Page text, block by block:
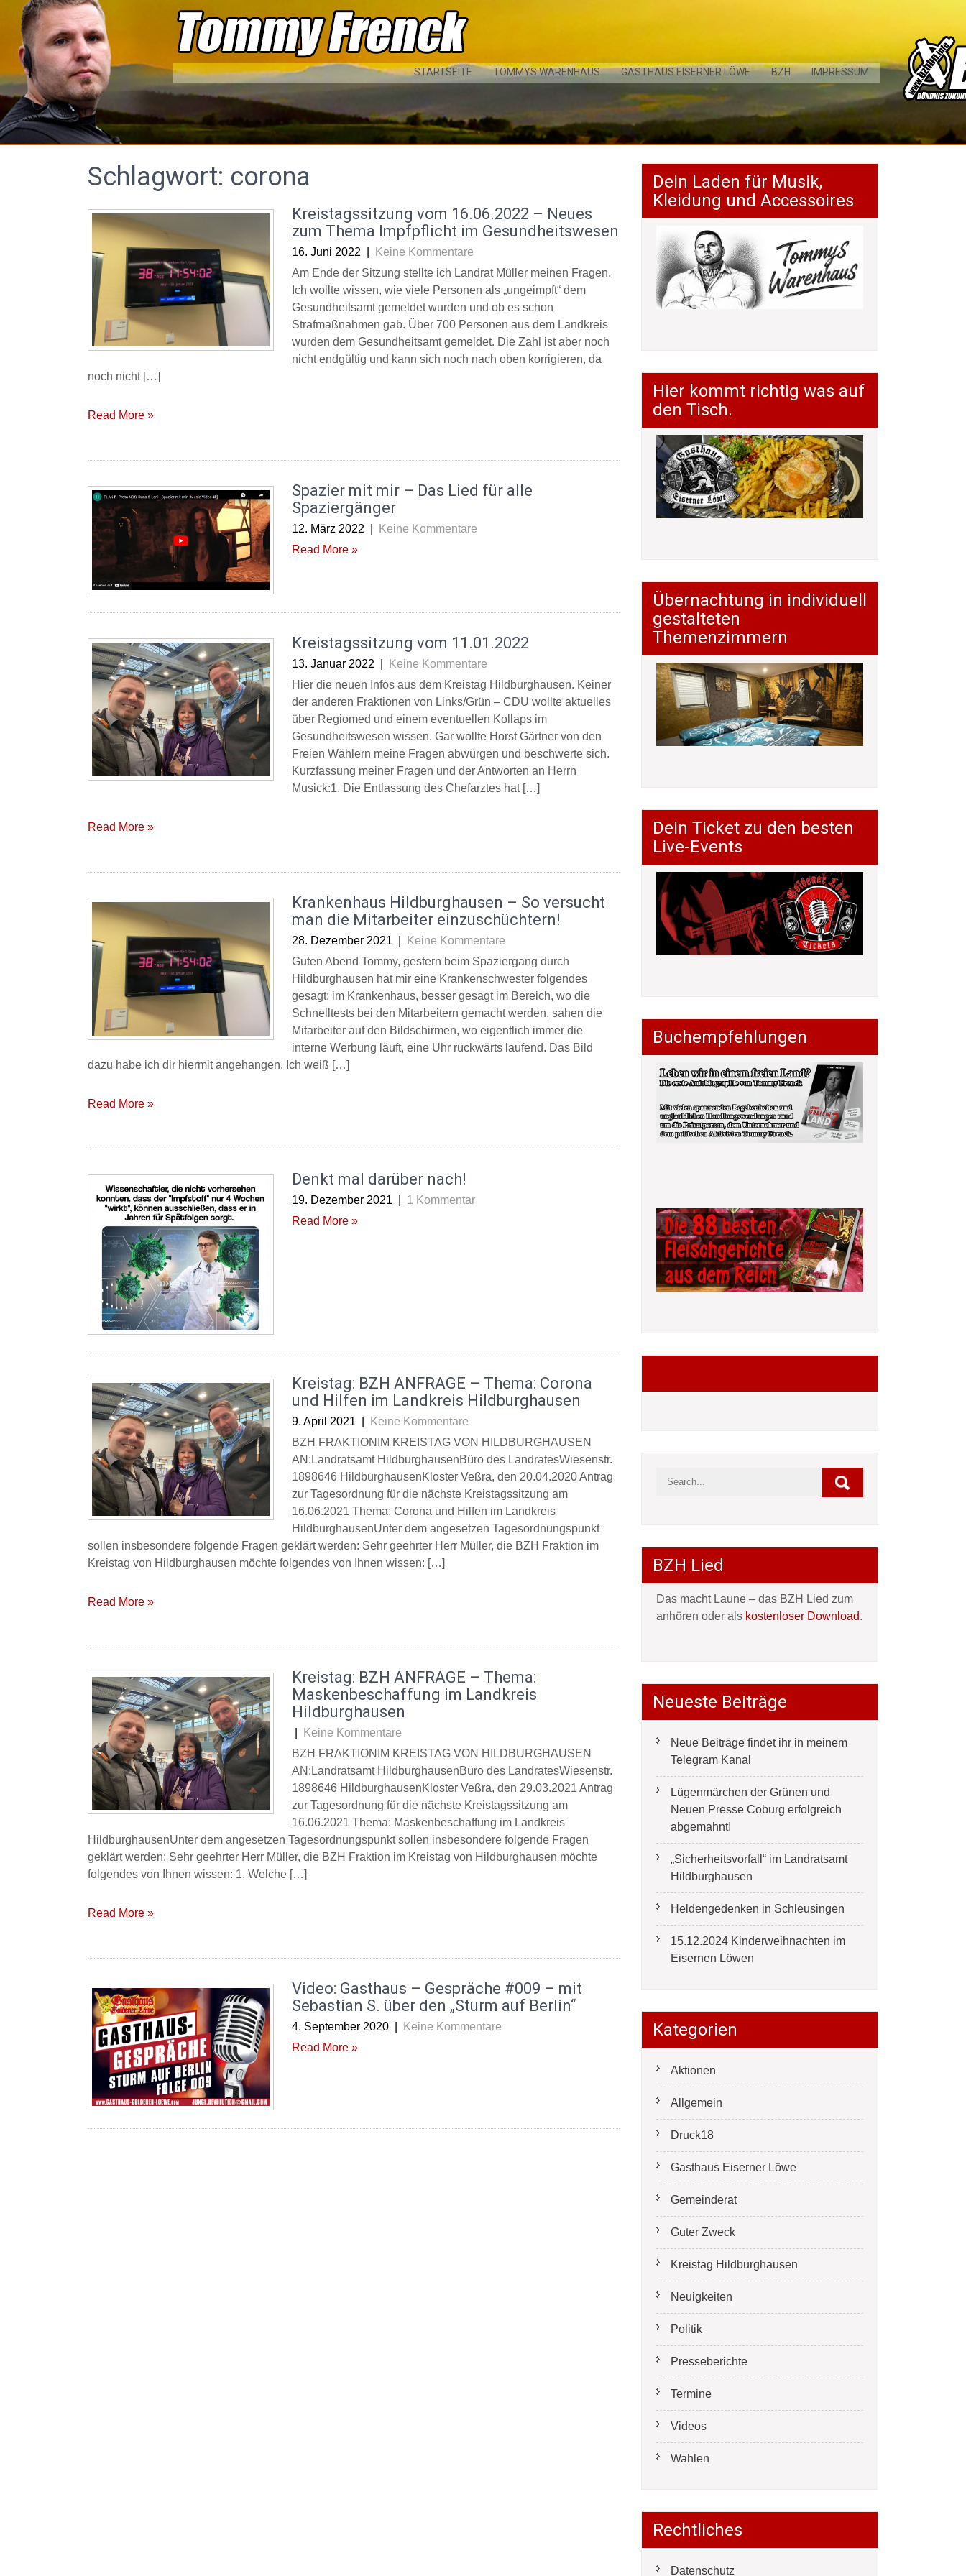
content
STARTSEITE TOMMYS WARENHAUS GASTHAUS EISERNER LÖWE BZH IMPRESSUM
Schlagwort: corona
Kreistagssitzung vom 16.06.2022 – Neues
zum Thema Impfpflicht im Gesundheitswesen
16. Juni 2022
Keine Kommentare
Am Ende der Sitzung stellte ich Landrat Müller meinen Fragen.
Ich wollte wissen, wie viele Personen als „ungeimpft“ dem
Gesundheitsamt gemeldet wurden und ob es schon
Strafmaßnahmen gab. Über 700 Personen aus dem Landkreis
wurden dem Gesundheitsamt gemeldet. Die Zahl ist aber noch
nicht endgültig und kann sich noch nach oben korrigieren, da
noch nicht […]
Read More »
Spazier mit mir – Das Lied für alle
Spaziergänger
12. März 2022
Keine Kommentare
Read More »
Kreistagssitzung vom 11.01.2022
13. Januar 2022
Keine Kommentare
Hier die neuen Infos aus dem Kreistag Hildburghausen. Keiner
der anderen Fraktionen von Links/Grün – CDU wollte aktuelles
über Regiomed und einem eventuellen Kollaps im
Gesundheitswesen wissen. Gar wollte Horst Gärtner von den
Freien Wählern meine Fragen abwürgen und beschwerte sich.
Kurzfassung meiner Fragen und der Antworten an Herrn
Musick:1. Die Entlassung des Chefarztes hat […]
Read More »
Krankenhaus Hildburghausen – So versucht
man die Mitarbeiter einzuschüchtern!
28. Dezember 2021
Keine Kommentare
Guten Abend Tommy, gestern beim Spaziergang durch
Hildburghausen hat mir eine Krankenschwester folgendes
gesagt: im Krankenhaus, besser gesagt im Bereich, wo die
Schnelltests bei den Mitarbeitern gemacht werden, sahen die
Mitarbeiter auf den Bildschirmen, wo eigentlich immer die
interne Werbung läuft, eine Uhr rückwärts laufend. Das Bild
dazu habe ich dir hiermit angehangen. Ich weiß […]
Read More »
Denkt mal darüber nach!
19. Dezember 2021
1 Kommentar
Read More »
Kreistag: BZH ANFRAGE – Thema: Corona
und Hilfen im Landkreis Hildburghausen
9. April 2021
Keine Kommentare
BZH FRAKTIONIM KREISTAG VON HILDBURGHAUSEN
AN:Landratsamt HildburghausenBüro des LandratesWiesenstr.
1898646 HildburghausenKloster Veßra, den 20.04.2020 Antrag
zur Tagesordnung für die nächste Kreistagssitzung am
16.06.2021 Thema: Corona und Hilfen im Landkreis
HildburghausenUnter dem angesetzen Tagesordnungspunkt
sollen insbesondere folgende Fragen geklärt werden: Sehr geehrter Herr Müller, die BZH Fraktion im
Kreistag von Hildburghausen möchte folgendes von Ihnen wissen: […]
Read More »
Kreistag: BZH ANFRAGE – Thema:
Maskenbeschaffung im Landkreis
Hildburghausen
Keine Kommentare
BZH FRAKTIONIM KREISTAG VON HILDBURGHAUSEN
AN:Landratsamt HildburghausenBüro des LandratesWiesenstr.
1898646 HildburghausenKloster Veßra, den 29.03.2021 Antrag
zur Tagesordnung für die nächste Kreistagssitzung am
16.06.2021 Thema: Maskenbeschaffung im Landkreis
HildburghausenUnter dem angesetzen Tagesordnungspunkt sollen insbesondere folgende Fragen
geklärt werden: Sehr geehrter Herr Müller, die BZH Fraktion im Kreistag von Hildburghausen möchte
folgendes von Ihnen wissen: 1. Welche […]
Read More »
Video: Gasthaus – Gespräche #009 – mit
Sebastian S. über den „Sturm auf Berlin“
4. September 2020
Keine Kommentare
Read More »
Dein Laden für Musik,
Kleidung und Accessoires
Hier kommt richtig was auf
den Tisch.
Übernachtung in individuell
gestalteten
Themenzimmern
Dein Ticket zu den besten
Live-Events
Buchempfehlungen
BZH Lied
Das macht Laune – das BZH Lied zum
anhören oder als kostenloser Download.
Neueste Beiträge
Neue Beiträge findet ihr in meinem
Telegram Kanal
Lügenmärchen der Grünen und
Neuen Presse Coburg erfolgreich
abgemahnt!
„Sicherheitsvorfall“ im Landratsamt
Hildburghausen
Heldengedenken in Schleusingen
15.12.2024 Kinderweihnachten im
Eisernen Löwen
Kategorien
Aktionen
Allgemein
Druck18
Gasthaus Eiserner Löwe
Gemeinderat
Guter Zweck
Kreistag Hildburghausen
Neuigkeiten
Politik
Presseberichte
Termine
Videos
Wahlen
Rechtliches
Datenschutz